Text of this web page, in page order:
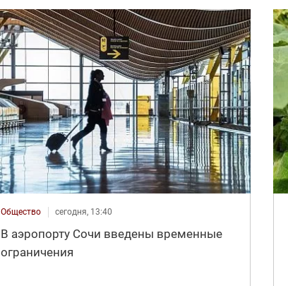
Общество сегодня, 13:40
В аэропорту Сочи введены временные
ограничения